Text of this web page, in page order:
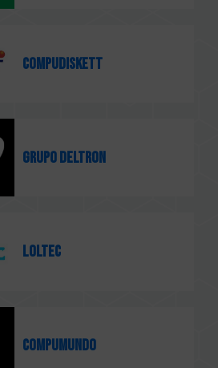
Compudiskett
Grupo Deltron
Loltec
COMPUMUNDO